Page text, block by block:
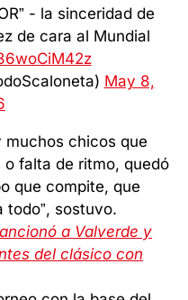
- la sinceridad de
de cara al Mundial
May 8,
muchos chicos que
falta de ritmo, quedó
que compite, que
todo”, sostuvo.
a Valverde y
del clásico con